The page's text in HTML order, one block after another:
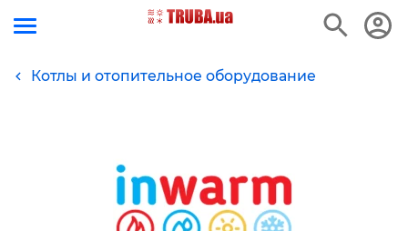
Котлы и отопительное оборудование